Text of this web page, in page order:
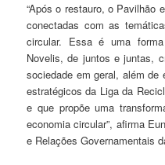
“Após o restauro, o Pavilhão
conectadas com as
circular. Essa é uma
Novelis, de juntos e juntas,
sociedade em geral, além
estratégicos da Liga da
e que propõe uma
economia circular”, afirma
e Relações Governamentais